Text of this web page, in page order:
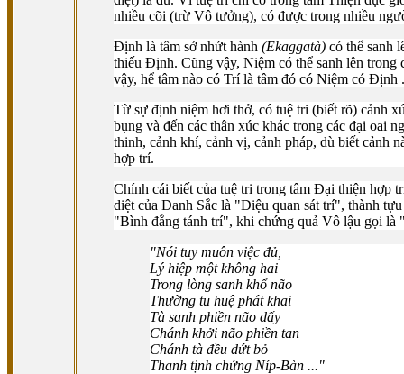
nhiều cõi (trừ Vô tưởng), có được trong nhiều
Ðịnh là tâm sở nhứt hành (Ekaggatà) có thể sanh
thiếu Ðịnh. Cũng vậy, Niệm có thể sanh lên
vậy, hể tâm nào có Trí là tâm đó có Niệm có Ðịnh
Từ sự định niệm hơi thở, có tuệ tri (biết rõ) cảnh
bụng và đến các thân xúc khác trong các đại oai
thinh, cảnh khí, cảnh vị, cảnh pháp, dù biết cảnh
hợp trí.
Chính cái biết của tuệ tri trong tâm Ðại thiện hợp
diệt của Danh Sắc là "Diệu quan sát trí", thành
"Bình đẳng tánh trí", khi chứng quả Vô lậu gọi
"Nói tuy muôn việc đủ,
Lý hiệp một không hai
Trong lòng sanh khổ não
Thường tu huệ phát khai
Tà sanh phiền não dấy
Chánh khởi não phiền tan
Chánh tà đều dứt bỏ
Thanh tịnh chứng Níp-Bàn ..."